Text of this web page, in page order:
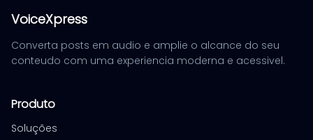
VoiceXpress
Converta posts em audio e amplie o alcance do seu
conteudo com uma experiencia moderna e acessivel.
Produto
Soluções